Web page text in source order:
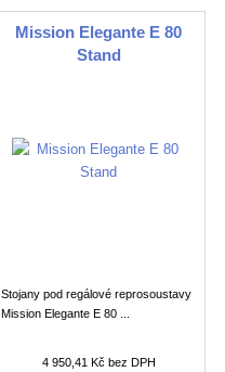
Mission Elegante E 80
Stand
Stojany pod regálové reprosoustavy
Mission Elegante E 80 ...
4 950,41 Kč bez DPH